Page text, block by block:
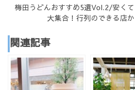
梅田うどんおすすめ5選Vol.2/安く
大集合！行列のできる店か
関連記事